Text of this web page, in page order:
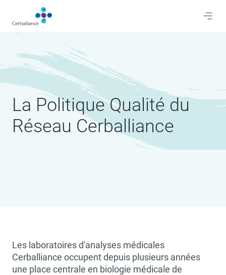
contenu
La Politique Qualité du
Réseau Cerballiance
Les laboratoires d'analyses médicales
Cerballiance occupent depuis plusieurs années
une place centrale en biologie médicale de